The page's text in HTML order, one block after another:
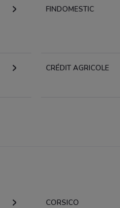
FINDOMESTIC
CRÉDIT AGRICOLE
CORSICO